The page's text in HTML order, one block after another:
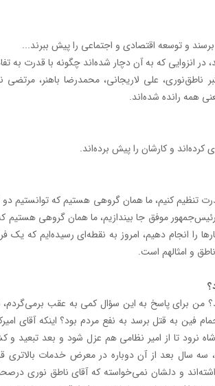
و توسعه اقتصادی و اجتماعی را پیش ببرند...
در انزوایی که به آن دچار شده‌اند چگونه با قدرت به
ناطق‌نوری، علی لاریجانی، ‌محمدرضا باهنر، مرتضی
و کارشان را پیش برده‌اند.
رئیس‌جمهور موفق جا بیندازیم، ما همان گروهی هستیم
و امثالهم است.
من برای پاسخ به این سؤال کمی به عقب برمی‌گردم،
فین به قتل برسد به نفع مردم بود؟ اینکه آقای
شاه نرود تا از امیر نظامی هم عزل شود و بعد تبعید و
بعد از آن دوباره در معرض خدمات بالاتری قرار
و دلشان نمی‌خواسته که آقای ناطق نوری